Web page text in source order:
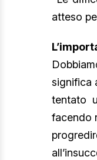
atteso
significa
tentato
facendo